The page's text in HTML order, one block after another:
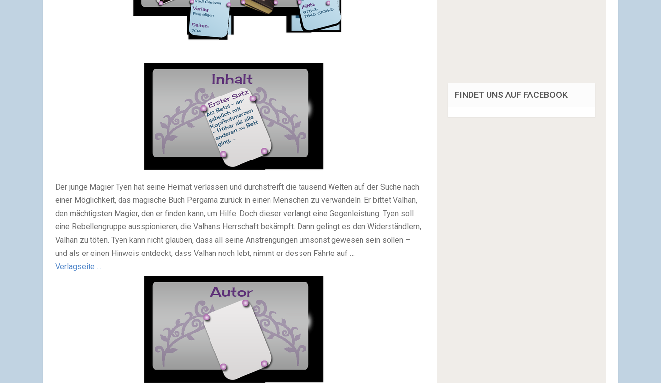
Der junge Magier Tyen hat seine Heimat verlassen und durchstreift die tausend Welten auf der Suche nach
einer Möglichkeit, das magische Buch Pergama zurück in einen Menschen zu verwandeln. Er bittet Valhan,
den mächtigsten Magier, den er finden kann, um Hilfe. Doch dieser verlangt eine Gegenleistung: Tyen soll
eine Rebellengruppe ausspionieren, die Valhans Herrschaft bekämpft. Dann gelingt es den Widerständlern,
Valhan zu töten. Tyen kann nicht glauben, dass all seine Anstrengungen umsonst gewesen sein sollen –
und als er einen Hinweis entdeckt, dass Valhan noch lebt, nimmt er dessen Fährte auf …
Verlagseite ...
FINDET UNS AUF FACEBOOK